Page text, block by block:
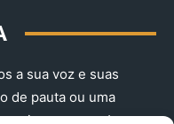
a sua voz e suas
de pauta ou uma
nos agora!